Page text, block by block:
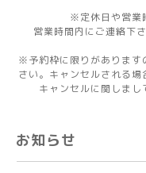
※定休日や営業
営業時間内にご連絡下
※予約枠に限りがあります
さい。キャンセルされる
キャンセルに関しまし
お知らせ